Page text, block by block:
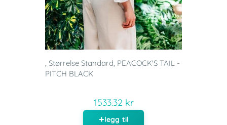
, Størrelse Standard, PEACOCK'S TAIL -
PITCH BLACK
1533.32 kr
legg til